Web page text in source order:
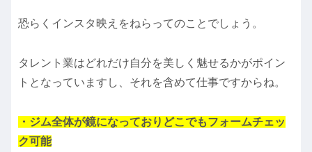
恐らくインスタ映えをねらってのことでしょう。
タレント業はどれだけ自分を美しく魅せるかがポイン
トとなっていますし、それを含めて仕事ですからね。
・ジム全体が鏡になっておりどこでもフォームチェッ
ク可能